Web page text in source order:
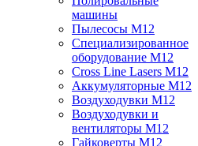
машины
Пылесосы M12
Специализированное
оборудование M12
Cross Line Lasers M12
Аккумуляторные M12
Воздуходувки M12
Воздуходувки и
вентиляторы M12
Гайковерты M12